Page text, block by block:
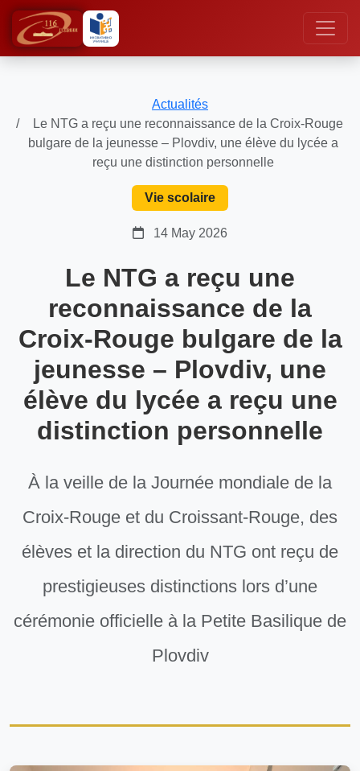
Actualités
Le NTG a reçu une reconnaissance de la Croix-Rouge
bulgare de la jeunesse – Plovdiv, une élève du lycée a
reçu une distinction personnelle
Vie scolaire
14 May 2026
Le NTG a reçu une
reconnaissance de la
Croix-Rouge bulgare de la
jeunesse – Plovdiv, une
élève du lycée a reçu une
distinction personnelle
À la veille de la Journée mondiale de la
Croix-Rouge et du Croissant-Rouge, des
élèves et la direction du NTG ont reçu de
prestigieuses distinctions lors d’une
cérémonie officielle à la Petite Basilique de
Plovdiv